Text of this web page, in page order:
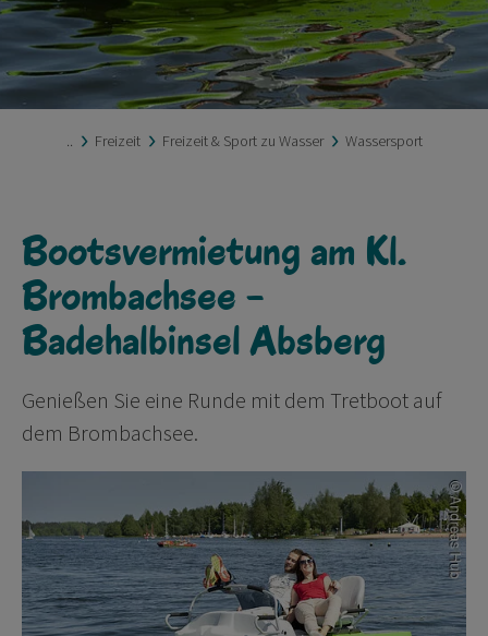
Freizeit Freizeit & Sport zu Wasser Wassersport
Bootsvermietung am Kl.
Brombachsee -
Badehalbinsel Absberg
Genießen Sie eine Runde mit dem Tretboot auf
dem Brombachsee.